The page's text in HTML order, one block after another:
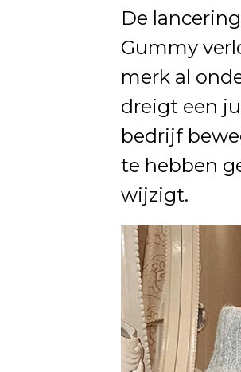
De
Gummy
merk al
dreigt een
bedrijf
te hebben
wijzigt.